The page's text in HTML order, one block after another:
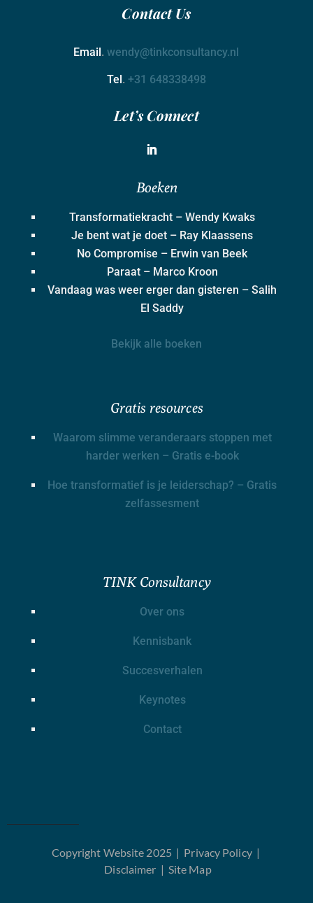
ContactUs
Email .wendy@tinkconsultancy.nl
Tel . +31 648338498
Let’s Connect
Boeken
Transformatiekracht – Wendy Kwaks
Je bent wat je doet – Ray Klaassens
No Compromise – Erwin van Beek
Paraat – Marco Kroon
Vandaag was weer erger dan gisteren – Salih
El Saddy
Bekijk alle boeken
Gratis resources
Waarom slimme veranderaars stoppen met
harder werken – Gratis e-book
Hoe transformatief is je leiderschap? – Gratis
zelfassesment
TINK Consultancy
Over ons
Kennisbank
Succesverhalen
Keynotes
Contact
Copyright Website 2025 | Privacy Policy|
Disclaimer | Site Map